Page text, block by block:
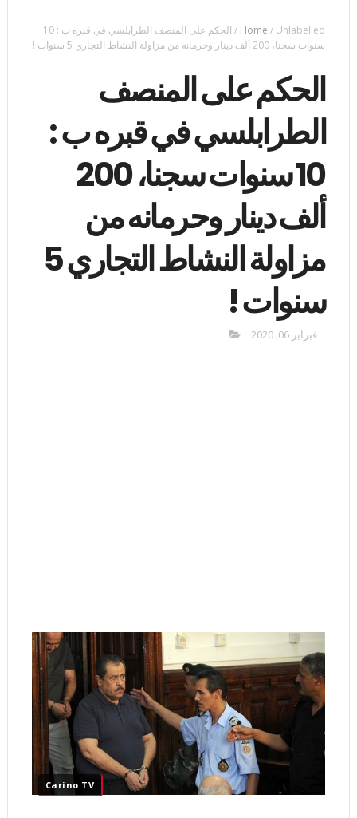
Home / Unlabelled
/
الحكم على المنصف الطرابلسي في قبره ب : 10
سنوات سجنا، 200 ألف دينار وحرمانه من مزاولة النشاط التجاري 5 سنوات !
الحكم على المنصف
الطرابلسي في قبره ب :
10 سنوات سجنا، 200
ألف دينار وحرمانه من
مزاولة النشاط التجاري 5
سنوات !
فبراير 06, 2020
Carino TV